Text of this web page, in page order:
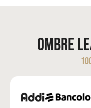
Ombre